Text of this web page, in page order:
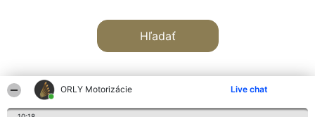
ORLY Motorizácie Live chat
Hľadať